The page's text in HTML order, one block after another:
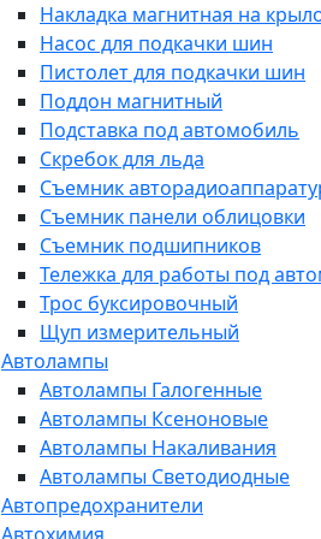
Накладка магнитная на
Насос для подкачки шин
Пистолет для подкачки шин
Поддон магнитный
Подставка под автомобиль
Скребок для льда
Съемник
Съемник панели облицовки
Съемник подшипников
Тележка для работы под
Трос буксировочный
Щуп измерительный
Автолампы
Автолампы Галогенные
Автолампы Ксеноновые
Автолампы Накаливания
Автолампы Светодиодные
Автопредохранители